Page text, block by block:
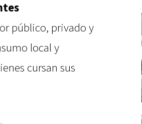
público, privado y
local y
cursan sus